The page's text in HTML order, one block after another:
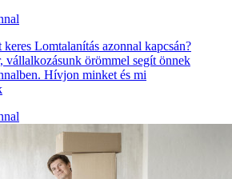
Lomtalanítás azonnal kapcsán?
vállalkozásunk örömmel segít önnek
Hívjon minket és mi